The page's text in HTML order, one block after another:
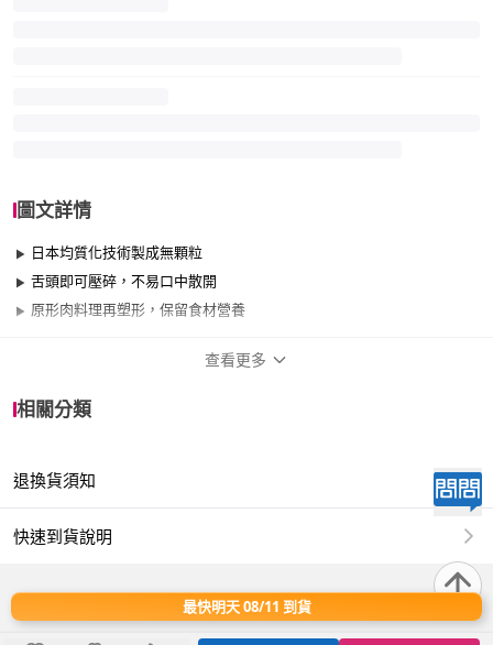
圖文詳情
日本均質化技術製成無顆粒
舌頭即可壓碎，不易口中散開
原形肉料理再塑形，保留食材營養
品牌系列
類型
對象與族群 男、女、銀髮族
查看更多
相關分類
退換貨須知
快速到貨說明
最快明天 08/11 到貨